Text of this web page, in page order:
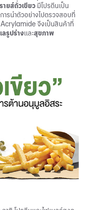
ยส์ถั่วเขียว มีโปรตีนเป็น
รนำตัวอย่างไปตรวจสอบที่
Acrylamide จึงเป็นสินค้าที่
รูปร่างและสุขภาพ